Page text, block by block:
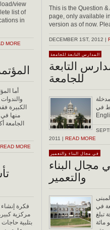
view
list of
in
MORE
أما
والندوات
الكبيرة
منها
الجامعة
READ MORE
فكرة
مركزية
بتلبية
This is the Question &
page, only available
version as of now.
DECEMBER 1ST, 2012 |
المدارس التابعة للجامعة
التابعة
للجامعة
في
2011 | READ MORE
في مجال البناء والتعمير
مجال البناء
والتعمير
في
تبلغ
مائة